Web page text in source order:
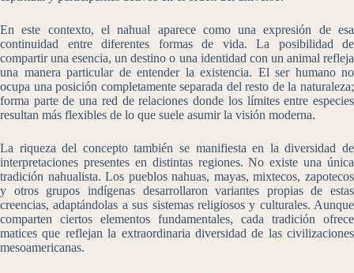
En este contexto, el nahual aparece como una expresión de esa
continuidad entre diferentes formas de vida. La posibilidad de
compartir una esencia, un destino o una identidad con un animal refleja
una manera particular de entender la existencia. El ser humano no
ocupa una posición completamente separada del resto de la naturaleza;
forma parte de una red de relaciones donde los límites entre especies
resultan más flexibles de lo que suele asumir la visión moderna.
La riqueza del concepto también se manifiesta en la diversidad de
interpretaciones presentes en distintas regiones. No existe una única
tradición nahualista. Los pueblos nahuas, mayas, mixtecos, zapotecos
y otros grupos indígenas desarrollaron variantes propias de estas
creencias, adaptándolas a sus sistemas religiosos y culturales. Aunque
comparten ciertos elementos fundamentales, cada tradición ofrece
matices que reflejan la extraordinaria diversidad de las civilizaciones
mesoamericanas.